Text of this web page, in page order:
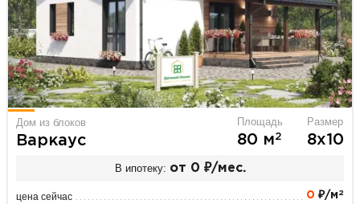
Дом из блоков
Варкаус
Площадь
80 м2
Размер
8х10
В ипотеку: от 0 ₽/мес.
цена сейчас 0 ₽/м 2